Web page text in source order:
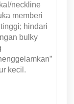
neckline
memberi
hindari
bulky
kecil.